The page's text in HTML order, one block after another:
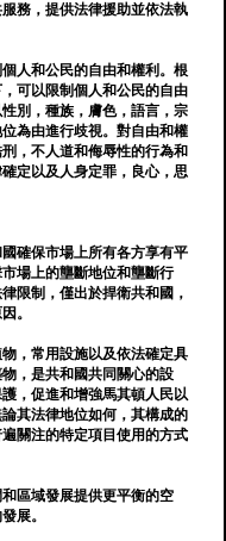
務，提供法律援助並依法執
人和公民的自由和權利。根
可以限制個人和公民的自由
別，種族，膚色，語言，宗
為由進行歧視。對自由和權
，不人道和侮辱性的行為和
定以及人身定罪，良心，思
確保市場上所有各方享有平
場上的壟斷地位和壟斷行
限制，僅出於捍衛共和國，
。
，常用設施以及依法確定具
，是共和國共同關心的設
，促進和增強馬其頓人民以
其法律地位如何，其構成的
關注的特定項目使用的方式
區域發展提供更平衡的空
展。